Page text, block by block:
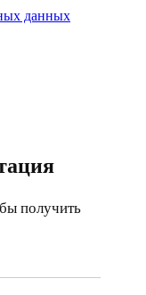
данных
получить